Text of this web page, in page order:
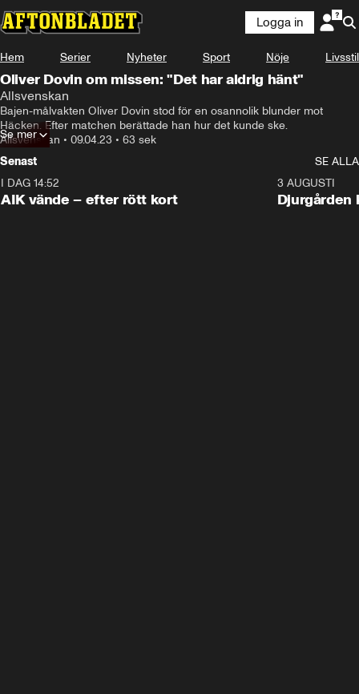
Logga in
Hem Serier Nyheter Sport Nöje Livsstil
Oliver Dovin om missen: "Det har aldrig hänt"
Allsvenskan
Bajen-målvakten Oliver Dovin stod för en osannolik blunder mot
Häcken. Efter matchen berättade han hur det kunde ske.
Allsvenskan • 09.04.23 • 63 sek
Se mer
Senast
SE ALLA
I DAG 14:52
AIK vände – efter rött kort
3 AUGUSTI
Djurgården